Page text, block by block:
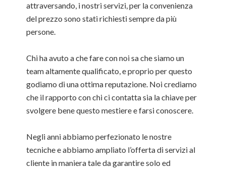
attraversando, i nostri servizi, per la convenienza
del prezzo sono stati richiesti sempre da più
persone.
Chi ha avuto a che fare con noi sa che siamo un
team altamente qualificato, e proprio per questo
godiamo di una ottima reputazione. Noi crediamo
che il rapporto con chi ci contatta sia la chiave per
svolgere bene questo mestiere e farsi conoscere.
Negli anni abbiamo perfezionato le nostre
tecniche e abbiamo ampliato l’offerta di servizi al
cliente in maniera tale da garantire solo ed